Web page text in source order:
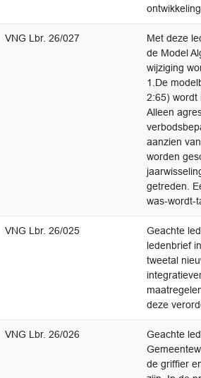
VNG Lbr. 26/027
Met deze
de Model
wijziging
1.De
2:65) wordt
Alleen
aanzien
worden
getreden.
was-wordt-
VNG Lbr. 26/025
Geachte
ledenbrief
tweetal
deze
VNG Lbr. 26/026
Geachte
de griffier